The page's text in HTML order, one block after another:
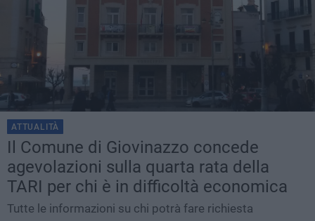
ATTUALITÀ
Il Comune di Giovinazzo concede
agevolazioni sulla quarta rata della
TARI per chi è in difficoltà economica
Tutte le informazioni su chi potrà fare richiesta